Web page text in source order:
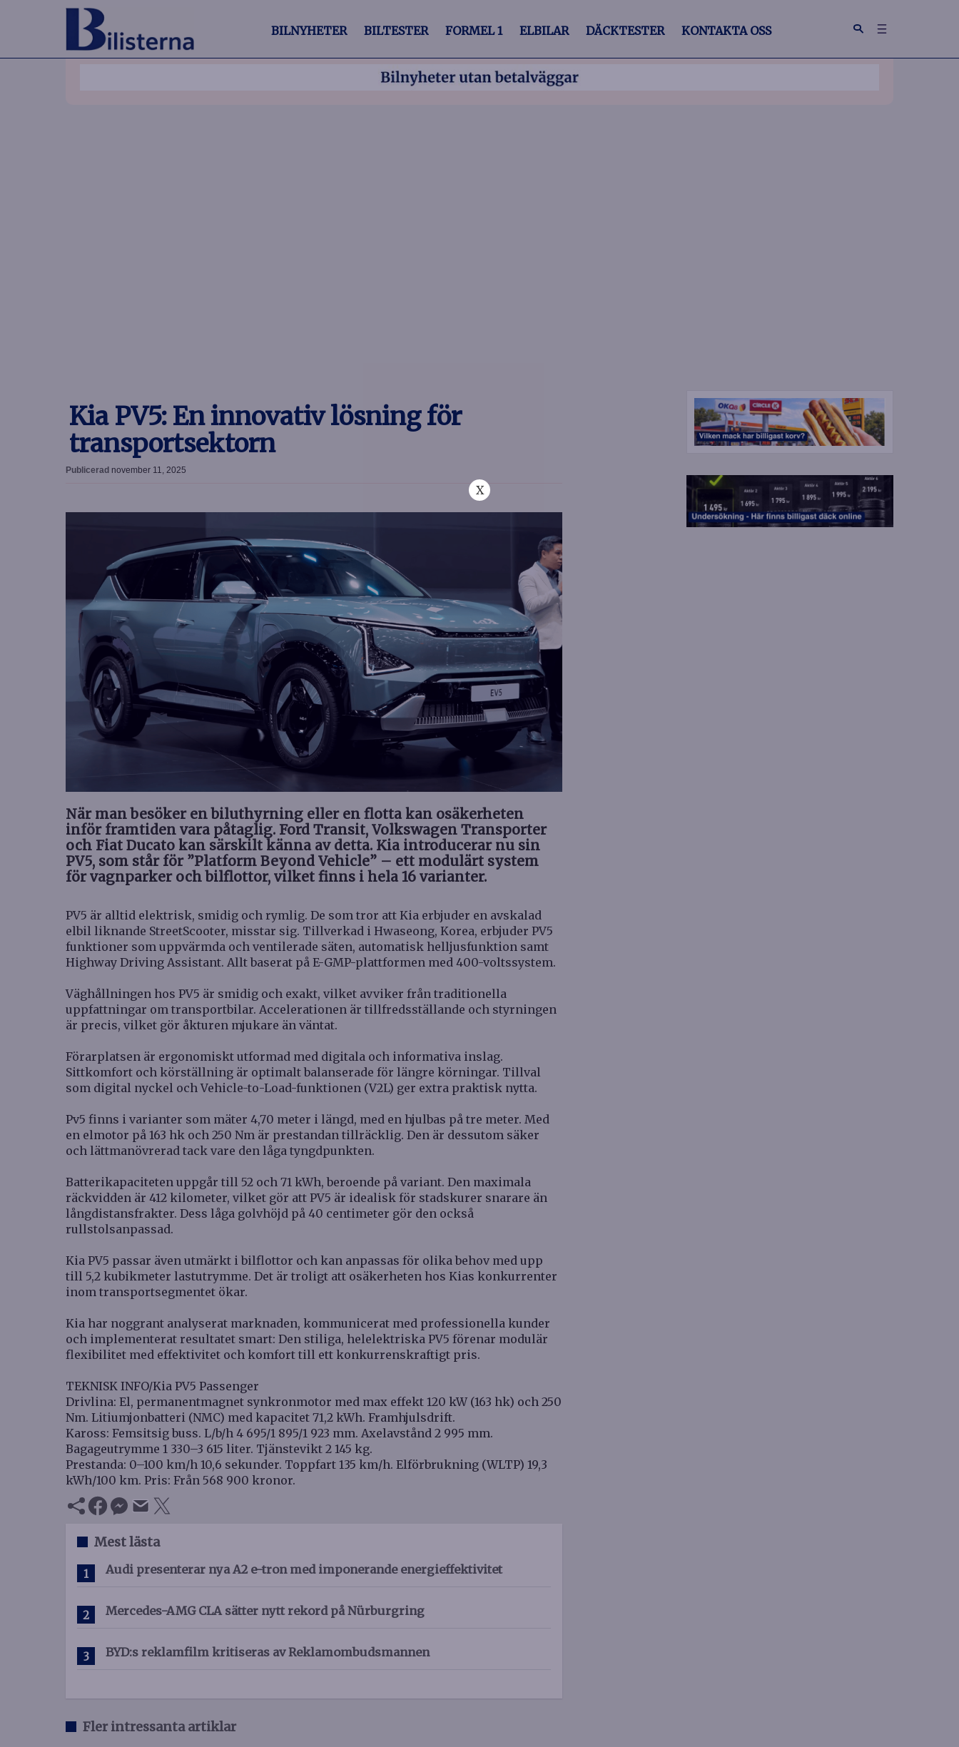
X
BILNYHETER BILTESTER FORMEL 1 ELBILAR DÄCKTESTER KONTAKTA OSS
Kia PV5: En innovativ lösning för
transportsektorn
Publicerad november 11, 2025
När man besöker en biluthyrning eller en flotta kan osäkerheten
inför framtiden vara påtaglig. Ford Transit, Volkswagen Transporter
och Fiat Ducato kan särskilt känna av detta. Kia introducerar nu sin
PV5, som står för ”Platform Beyond Vehicle” – ett modulärt system
för vagnparker och bilflottor, vilket finns i hela 16 varianter.
PV5 är alltid elektrisk, smidig och rymlig. De som tror att Kia erbjuder en avskalad
elbil liknande StreetScooter, misstar sig. Tillverkad i Hwaseong, Korea, erbjuder PV5
funktioner som uppvärmda och ventilerade säten, automatisk helljusfunktion samt
Highway Driving Assistant. Allt baserat på E-GMP-plattformen med 400-voltssystem.
Väghållningen hos PV5 är smidig och exakt, vilket avviker från traditionella
uppfattningar om transportbilar. Accelerationen är tillfredsställande och styrningen
är precis, vilket gör åkturen mjukare än väntat.
Förarplatsen är ergonomiskt utformad med digitala och informativa inslag.
Sittkomfort och körställning är optimalt balanserade för längre körningar. Tillval
som digital nyckel och Vehicle-to-Load-funktionen (V2L) ger extra praktisk nytta.
Pv5 finns i varianter som mäter 4,70 meter i längd, med en hjulbas på tre meter. Med
en elmotor på 163 hk och 250 Nm är prestandan tillräcklig. Den är dessutom säker
och lättmanövrerad tack vare den låga tyngdpunkten.
Batterikapaciteten uppgår till 52 och 71 kWh, beroende på variant. Den maximala
räckvidden är 412 kilometer, vilket gör att PV5 är idealisk för stadskurer snarare än
långdistansfrakter. Dess låga golvhöjd på 40 centimeter gör den också
rullstolsanpassad.
Kia PV5 passar även utmärkt i bilflottor och kan anpassas för olika behov med upp
till 5,2 kubikmeter lastutrymme. Det är troligt att osäkerheten hos Kias konkurrenter
inom transportsegmentet ökar.
Kia har noggrant analyserat marknaden, kommunicerat med professionella kunder
och implementerat resultatet smart: Den stiliga, helelektriska PV5 förenar modulär
flexibilitet med effektivitet och komfort till ett konkurrenskraftigt pris.
TEKNISK INFO/Kia PV5 Passenger
Drivlina: El, permanentmagnet synkronmotor med max effekt 120 kW (163 hk) och 250
Nm. Litiumjonbatteri (NMC) med kapacitet 71,2 kWh. Framhjulsdrift.
Kaross: Femsitsig buss. L/b/h 4 695/1 895/1 923 mm. Axelavstånd 2 995 mm.
Bagageutrymme 1 330–3 615 liter. Tjänstevikt 2 145 kg.
Prestanda: 0–100 km/h 10,6 sekunder. Toppfart 135 km/h. Elförbrukning (WLTP) 19,3
kWh/100 km. Pris: Från 568 900 kronor.
Mest lästa
Audi presenterar nya A2 e-tron med imponerande energieffektivitet
Mercedes-AMG CLA sätter nytt rekord på Nürburgring
BYD:s reklamfilm kritiseras av Reklamombudsmannen
Fler intressanta artiklar